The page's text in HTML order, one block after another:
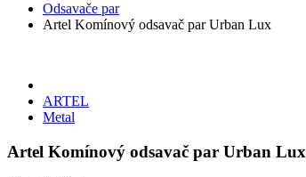
Odsavače par
Artel Komínový odsavač par Urban Lux
ARTEL
Metal
Artel Komínový odsavač par Urban Lux